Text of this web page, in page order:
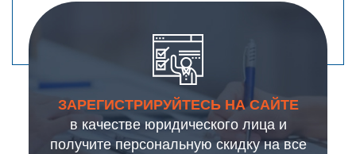
ЗАРЕГИСТРИРУЙТЕСЬ НА САЙТЕ
в качестве юридического лица и
получите персональную скидку на все